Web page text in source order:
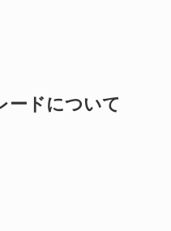
ードについて